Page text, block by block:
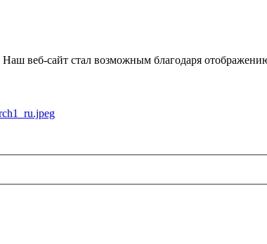
Наш веб-сайт стал возможным благодаря